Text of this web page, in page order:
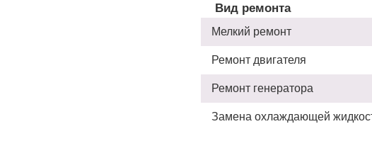
Вид ремонта
Мелкий ремонт
Ремонт двигателя
Ремонт генератора
Замена охлаждающей